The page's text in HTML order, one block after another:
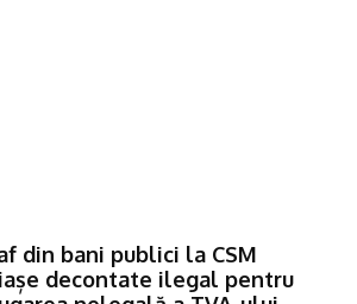
din bani publici la CSM
decontate ilegal pentru